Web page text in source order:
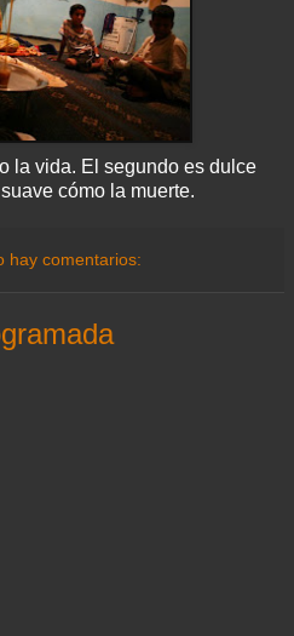
la vida. El segundo es dulce
cómo la muerte.
hay comentarios: